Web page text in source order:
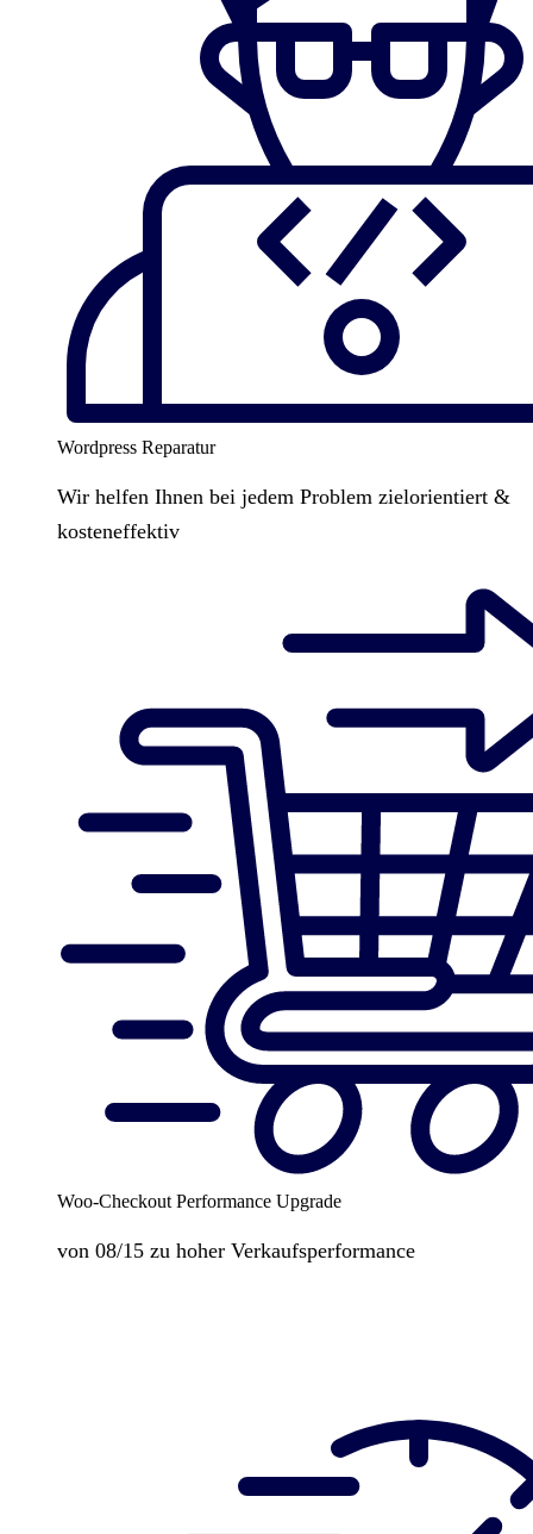
Wordpress Reparatur
Wir helfen Ihnen bei jedem Problem zielorientiert &
kosteneffektiv
Woo-Checkout Performance Upgrade
von 08/15 zu hoher Verkaufsperformance